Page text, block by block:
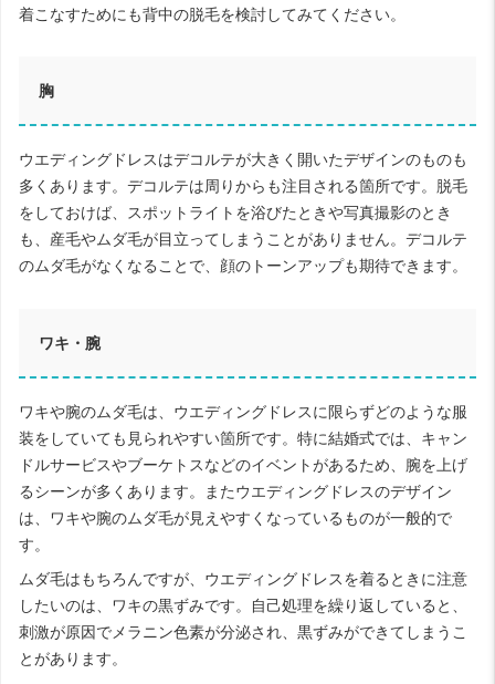
着こなすためにも背中の脱毛を検討してみてください。
胸
ウエディングドレスはデコルテが大きく開いたデザインのものも
多くあります。デコルテは周りからも注目される箇所です。脱毛
をしておけば、スポットライトを浴びたときや写真撮影のとき
も、産毛やムダ毛が目立ってしまうことがありません。デコルテ
のムダ毛がなくなることで、顔のトーンアップも期待できます。
ワキ・腕
ワキや腕のムダ毛は、ウエディングドレスに限らずどのような服
装をしていても見られやすい箇所です。特に結婚式では、キャン
ドルサービスやブーケトスなどのイベントがあるため、腕を上げ
るシーンが多くあります。またウエディングドレスのデザイン
は、ワキや腕のムダ毛が見えやすくなっているものが一般的で
す。
ムダ毛はもちろんですが、ウエディングドレスを着るときに注意
したいのは、ワキの黒ずみです。自己処理を繰り返していると、
刺激が原因でメラニン色素が分泌され、黒ずみができてしまうこ
とがあります。